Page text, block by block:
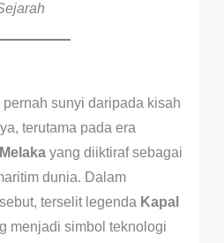
sunyi daripada kisah
terutama pada era
yang diiktiraf sebagai
dunia. Dalam
terselit legenda Kapal
menjadi simbol teknologi